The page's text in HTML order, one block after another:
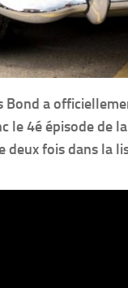
Bond a
le 4é épisode
fois dans la